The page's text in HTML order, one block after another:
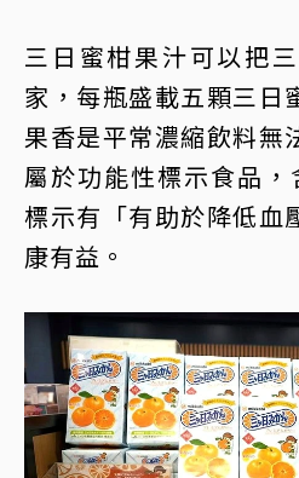
三日蜜柑果汁可以把
家，每瓶盛載五顆三日
果香是平常濃縮飲料無
屬於功能性標示食品，
標示有「有助於降低血
康有益。